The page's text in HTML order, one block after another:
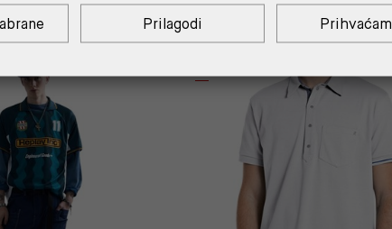
Prilagodi